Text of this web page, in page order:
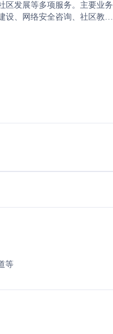
区发展等多项服务。主要业务
设、网络安全咨询、社区教育
等